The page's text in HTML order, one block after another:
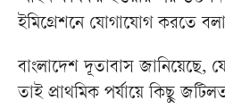
ইমিগ্রেশনে যোগাযোগ করতে
বাংলাদেশ দূতাবাস জানিয়েছে,
তাই প্রাথমিক পর্যায়ে কিছু